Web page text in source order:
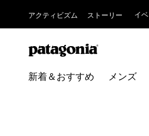
アクティビズム ストーリー イ
新着＆おすすめ メンズ